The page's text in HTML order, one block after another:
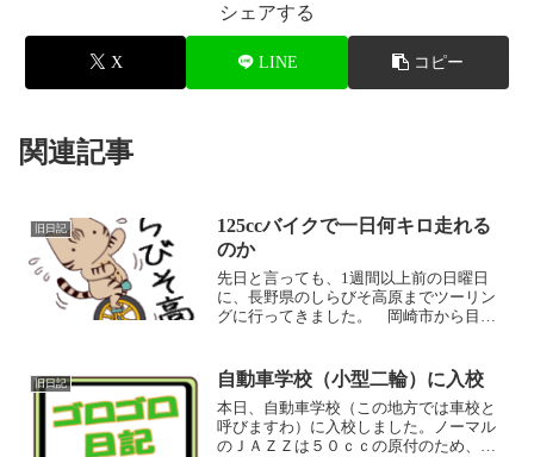
シェアする
X LINE コピー
関連記事
旧日記
125ccバイクで一日何キロ走れる
のか
先日と言っても、1週間以上前の日曜日
に、長野県のしらびそ高原までツーリン
グに行ってきました。 岡崎市から目的
クで可能な一日の走行距離 しらびそ高
原に行った日は、朝...
旧日記 自動車学校（小型二輪）に入校
本日、自動車学校（この地方では車校と
呼びますわ）に入校しました。ノーマル
のＪＡＺＺは５０ｃｃの原付のため、普